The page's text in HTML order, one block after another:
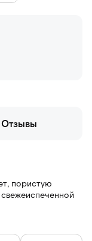
Отзывы
пористую